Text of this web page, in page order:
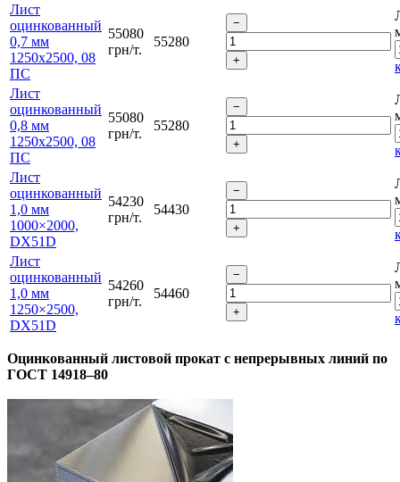
Лист
оцинкованный
0,7 мм
1250х2500, 08
ПС
55080
грн/т.
55280
Лист
оцинкованный
0,8 мм
1250х2500, 08
ПС
55080
грн/т.
55280
Лист
оцинкованный
1,0 мм
1000×2000,
DX51D
54230
грн/т.
54430
Лист
оцинкованный
1,0 мм
1250×2500,
DX51D
54260
грн/т.
54460
Оцинкованный листовой прокат с непрерывных линий по
ГОСТ 14918–80